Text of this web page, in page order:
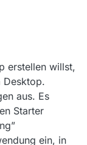
erstellen willst,
Desktop.
aus. Es
Starter
ein, in